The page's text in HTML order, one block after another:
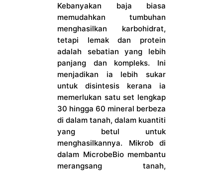
Kebanyakan baja biasa
memudahkan tumbuhan
menghasilkan karbohidrat,
tetapi lemak dan protein
adalah sebatian yang lebih
panjang dan kompleks. Ini
menjadikan ia lebih sukar
untuk disintesis kerana ia
memerlukan satu set lengkap
30 hingga 60 mineral berbeza
di dalam tanah, dalam kuantiti
yang betul untuk
menghasilkannya. Mikrob di
dalam MicrobeBio membantu
merangsang tanah,